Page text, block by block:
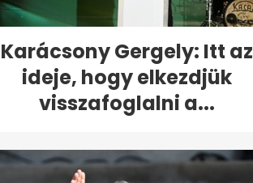
Karácsony Gergely: Itt az
ideje, hogy elkezdjük
visszafoglalni a...